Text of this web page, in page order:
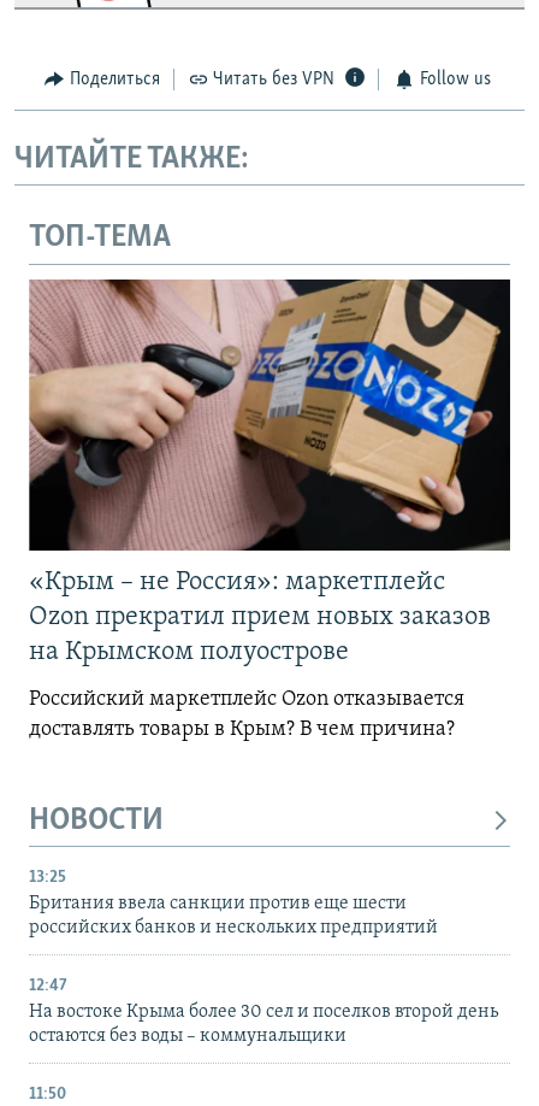
Поделиться Читать без VPN Follow us
ЧИТАЙТЕ ТАКЖЕ:
ТОП-ТЕМА
«Крым – не Россия»: маркетплейс
Ozon прекратил прием новых заказов
на Крымском полуострове
Российский маркетплейс Ozon отказывается
доставлять товары в Крым? В чем причина?
НОВОСТИ
13:25
Британия ввела санкции против еще шести
российских банков и нескольких предприятий
12:47
На востоке Крыма более 30 сел и поселков второй день
остаются без воды – коммунальщики
11:50